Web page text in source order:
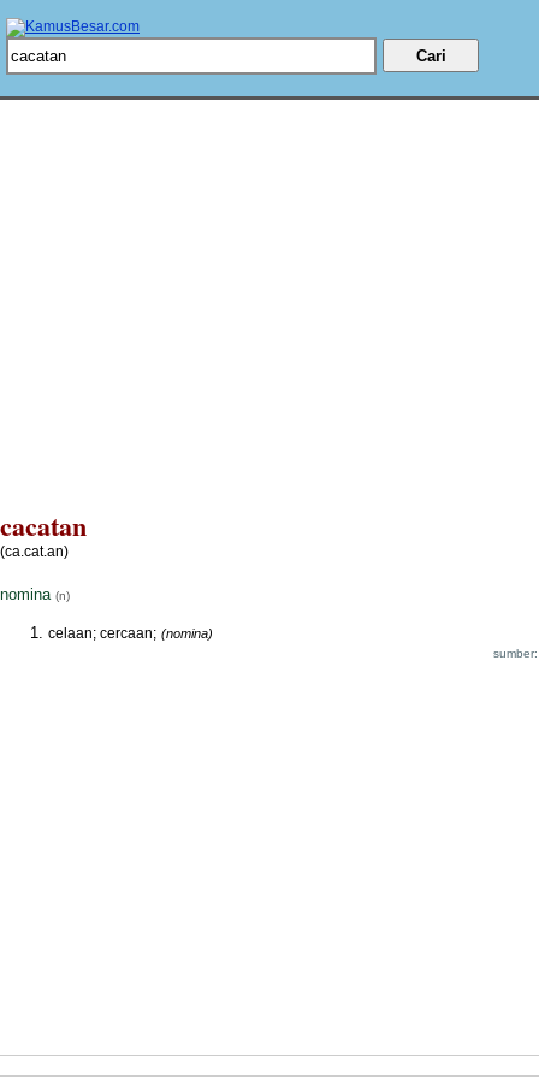
cacatan
(ca.cat.an)
nomina (n)
celaan; cercaan; (nomina)